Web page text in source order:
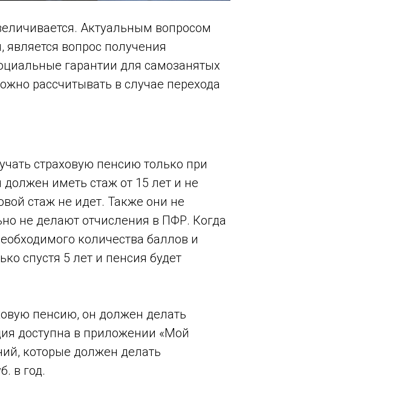
Актуальным вопросом
является вопрос получения
гарантии для самозанятых
рассчитывать в случае перехода
страховую пенсию только при
иметь стаж от 15 лет и не
стаж не идет. Также они не
не делают отчисления в ПФР. Когда
количества баллов и
спустя 5 лет и пенсия будет
пенсию, он должен делать
доступна в приложении «Мой
которые должен делать
в год.